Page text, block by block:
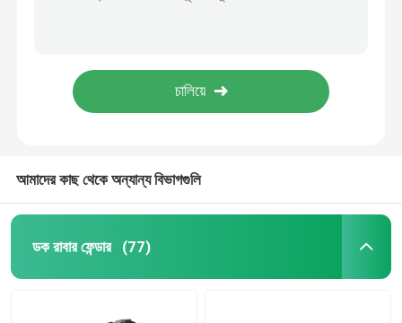
শঙ্কু রাবার ফেন্ডার
ডি টাইপ ফেন্ডার
PIANC2002 ডক ডি ফেন্ডার সহজ ইনস্টলেশন বাফার সুরক্ষা
আমাদের কাছ থেকে অন্যান্য বিভাগগুলি
ডক রাবার ফেন্ডার (77)